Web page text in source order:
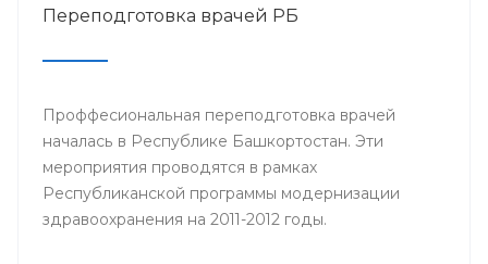
Переподготовка врачей РБ
Проффесиональная переподготовка врачей
началась в Республике Башкортостан. Эти
мероприятия проводятся в рамках
Республиканской программы модернизации
здравоохранения на 2011-2012 годы.